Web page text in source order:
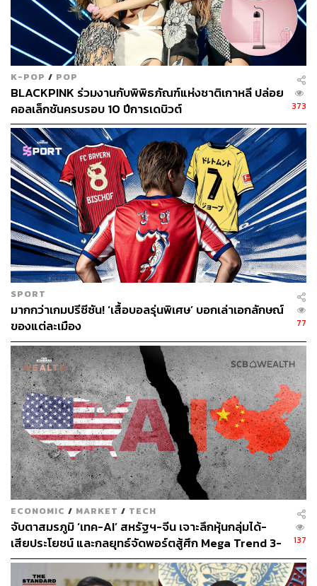
ทว่าการฆาตกรรมต่อเนื่องไม่ได้หยุดอยู่ที่บ้านเศรษฐี ยูยอง
ชอลเบนความเคียดแค้นมาหาผู้หญิงขายบริการทางเพศ
อาชีพที่ถึงถูกลูกค้าหรือนายจ้างเอาเปรียบก็ไม่สามารถขอ
ความช่วยเหลือจากใครได้ ถึงจะหายตัวไปก็ไม่มีใครสนใจ
เพราะไม่ได้ติดต่อกับครอบครัวบ่อยๆ อยู่แล้ว พวกเธอถูก
ทำร้ายด้วยค้อนเช่นเดียวกับคดีฆาตกรรมคนรวย ซึ่งยูยอง
ชอลก็ยิ่งลงมือก่อเหตุถี่ขึ้นเรื่อยๆ และเลวร้ายมากกว่าเดิม
ทุกคนรู้ดีว่าผู้ประกอบธุรกิจผิดกฎหมายกับตำรวจต่างมีผล
ประโยชน์ซึ่งกันและกัน เลยเป็นเรื่องตลกร้ายที่คดีคืบหน้าได้ก็
เมื่อหญิงสาวเริ่มหายไปตัวมากขึ้นเรื่อยๆ ‘พ่อเล้า’ จึงกลาย
เป็นแหล่งข่าวสำคัญที่ให้เบาะแสกับตำรวจ จนสามารถล่อซื้อ
แล้วจับกุมผู้ต้องสงสัยได้สำเร็จ
“ความจริงตอนนี้ก็ไม่ได้เปลี่ยนไปมากนัก ในสังคมเกาหลี
หญิงที่ขายบริการทางเพศหรือผู้หญิงที่เกี่ยวข้องจะไม่ถูกมอง
ว่าเป็นมนุษย์ครับ”
ทันทีที่ตำรวจใช้ความรุนแรงและพูดจาดูถูก ยูยองชอลจึงบอก
อย่างหมดเปลือกว่าเป็นผู้ก่อเหตุของคดีฆาตกรรม 21 ราย
ราวกับว่าทั้งหมดนั้นคือการกระทำที่น่าภาคภูมิใจเหลือเกิน
K-POP / POP
BLACKPINK ร่วมงานกับพิพิธภัณฑ์แห่งชาติเกาหลี ปล่อย
คอลเล็กชันครบรอบ 10 ปีการเดบิวต์
373
SPORT
มากกว่าเกมปรีซีซัน! ‘เสื้อบอลรุ่นพิเศษ’ บอกเล่าเอกลักษณ์
ของแต่ละเมือง
77
ECONOMIC / MARKET / TECH
จับตาสมรภูมิ ‘เทค-AI’ สหรัฐฯ-จีน เจาะลึกหุ้นกลุ่มได้-
เสียประโยชน์ และกลยุทธ์จัดพอร์ตสู้ศึก Mega Trend 3-
5 ปีข้างหน้า
137